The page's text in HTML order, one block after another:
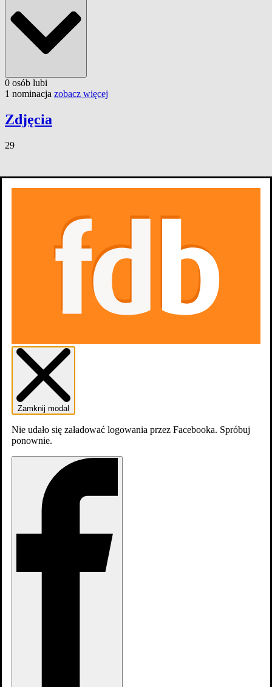
0 osób lubi
1 nominacja zobacz więcej
Zdjęcia
29
Zamknij modal
Nie udało się załadować logowania przez Facebooka. Spróbuj
ponownie.